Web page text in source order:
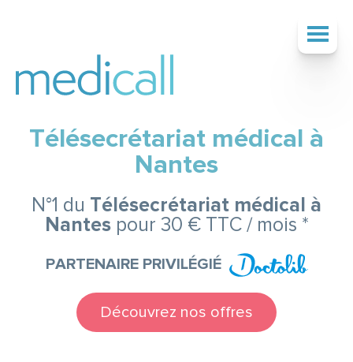
Télésecrétariat médical à
Nantes
N°1 du Télésecrétariat médical à
Nantespour 30 € TTC / mois *
PARTENAIRE PRIVILÉGIÉ
Découvrez nos offres
SOCIÉTÉ
SERVICES